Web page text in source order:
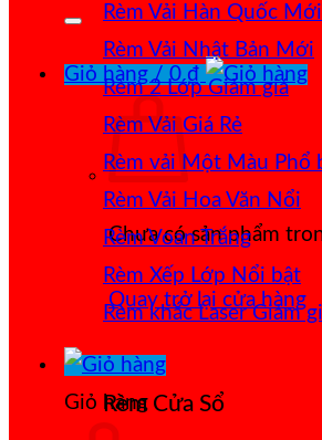
Giỏ hàng /0₫
Chưa có sản phẩm
Quay trở lại cửa hàng
Giỏ hàng
Rèm Vải Hàn Quốc
Rèm Vải Nhật Bản
Rèm 2 Lớp
Rèm Vải Giá Rẻ
Rèm vải Một Màu
Rèm Vải Hoa Văn Nổi
Rèm Voan Trắng
Rèm Xếp Lớp
Rèm khắc Laser
Rèm Cửa Sổ